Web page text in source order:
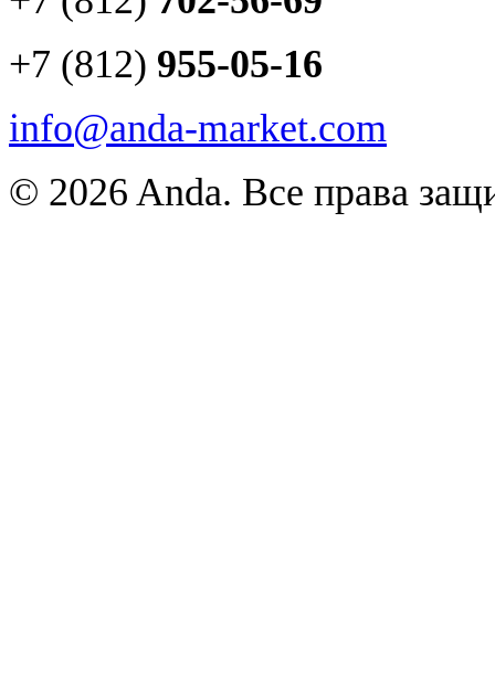
+7 (812) 955-05-16
info@anda-market.com
© 2026 Anda. Все права